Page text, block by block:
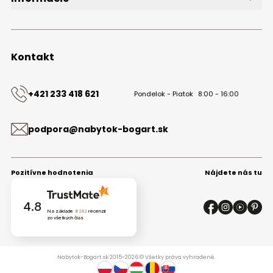
Obchodné podmienky
Kontakt
Kontakt
+421 233 418 621 Pondelok - Piatok 8:00 - 16:00
podpora@nabytok-bogart.sk
Pozitívne hodnotenia
4.8 Na základe 8292recenzií
zo všetkých čias
Nájdete nás tu
Nabytok-Bogart.sk 2015-2026 © Všetky práva vyhradené.